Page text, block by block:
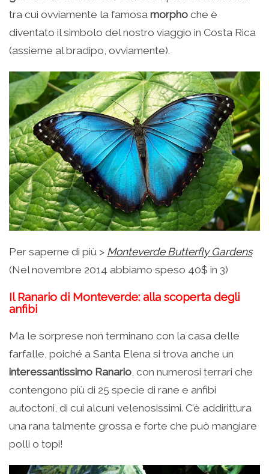
tra cui ovviamente la famosa morpho che è
diventato il simbolo del nostro viaggio in Costa Rica
(assieme al bradipo, ovviamente).
Per saperne di più > Monteverde Butterfly Gardens
(Nel novembre 2014 abbiamo speso 40$ in 3)
Il Ranario di Monteverde: alla scoperta degli
anfibi
Ma le sorprese non terminano con la casa delle
farfalle, poiché a Santa Elena si trova anche un
interessantissimo Ranario , con numerosi terrari che
contengono più di 25 specie di rane e anfibi
autoctoni, di cui alcuni velenosissimi. C’è addirittura
una rana talmente grossa e forte che può mangiare
polli o topi!